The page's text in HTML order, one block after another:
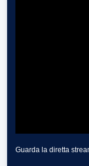
Guarda la diretta